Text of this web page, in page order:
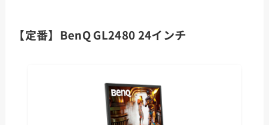
【定番】BenQ GL2480 24インチ